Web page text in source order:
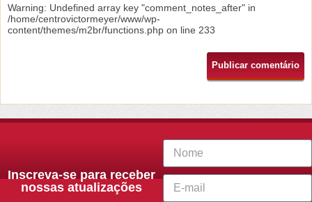
Warning: Undefined array key "comment_notes_after" in
/home/centrovictormeyer/www/wp-
content/themes/m2br/functions.php on line 233
Inscreva-se para receber
nossas atualizações